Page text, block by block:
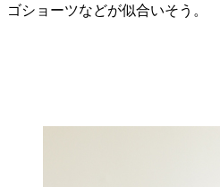
ゴショーツなどが似合いそう。